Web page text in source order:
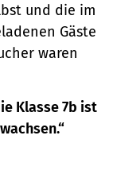
und die im
Gäste
waren
Klasse 7b ist